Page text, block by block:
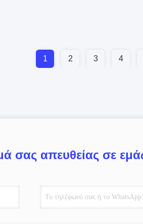
1 2 3 4
σας απευθείας σε